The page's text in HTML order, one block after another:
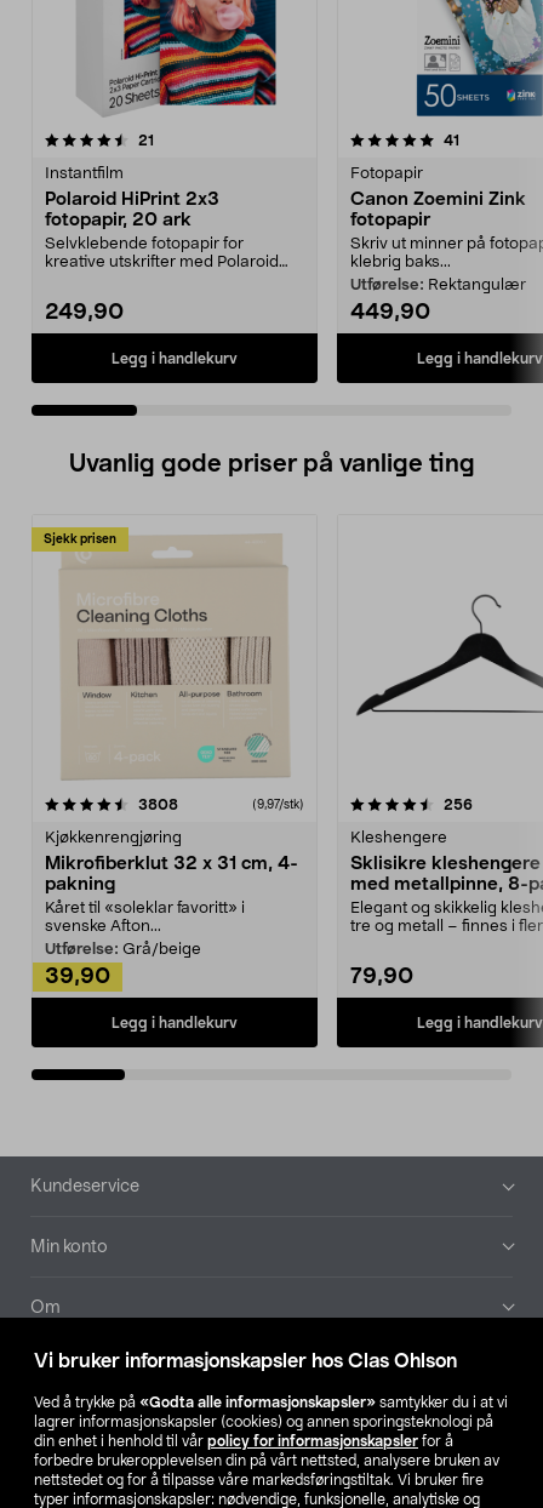
Vi bruker informasjonskapsler hos Clas Ohlson
Ved å trykke på «Godta alle informasjonskapsler» samtykker du i at vi
lagrer informasjonskapsler (cookies) og annen sporingsteknologi på
din enhet i henhold til vår policy for informasjonskapsler for å
forbedre brukeropplevelsen din på vårt nettsted, analysere bruken av
nettstedet og for å tilpasse våre markedsføringstiltak. Vi bruker fire
typer informasjonskapsler: nødvendige, funksjonelle, analytiske og
21
Instantfilm
Polaroid HiPrint 2x3
fotopapir, 20 ark
Selvklebende fotopapir for
kreative utskrifter med Polaroid
249,90
Legg i handlekurv
5.0 av 5 stjerner 41
Fotopapir
Canon Zoemini Zink
fotopapir
Skriv ut minner på
klebrig baks...
Utførelse: Rektangulær
449,90
Legg i handlekurv
5.0 av 5 stjerner
Uvanlig gode priser på vanlige ting
Sjekk prisen
3808anmeldelser(9,97/stk)
Kjøkkenrengjøring
Mikrofiberklut 32 x 31 cm, 4-
pakning
Kåret til «soleklar favoritt» i
svenske Afton...
Utførelse: Grå/beige
39,90
Legg i handlekurv
4.5av 5 stjerner 256
Kleshengere
Sklisikre
med metallpinne, 8-
Elegant og skikkelig
tre og metall – finnes i
79,90
Legg i handlekurv
4.5av 5 stjerner
Bunntekst
Kundeservice
Min konto
Om
Aktuelt
Våre selskaper
Finn din butikk